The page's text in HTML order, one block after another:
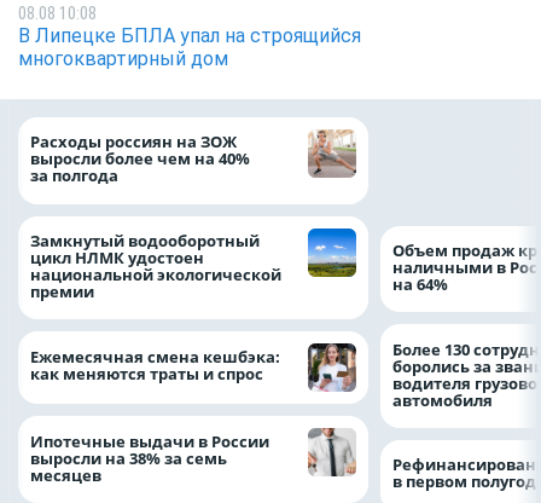
08.08 10:08
В Липецке БПЛА упал на строящийся
многоквартирный дом
Расходы россиян на ЗОЖ
выросли более чем на 40%
за полгода
Замкнутый водооборотный
цикл НЛМК удостоен
национальной экологической
премии
Ежемесячная смена кешбэка:
как меняются траты и спрос
Ипотечные выдачи в России
выросли на 38% за семь
месяцев
Объем продаж
наличными в
на 64%
Более 130
боролись за
водителя
автомобиля
в первом